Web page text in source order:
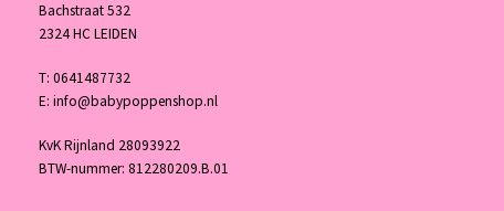
Bachstraat 532
2324 HC LEIDEN
T: 0641487732
E: info@babypoppenshop.nl
KvK Rijnland 28093922
BTW-nummer: 812280209.B.01